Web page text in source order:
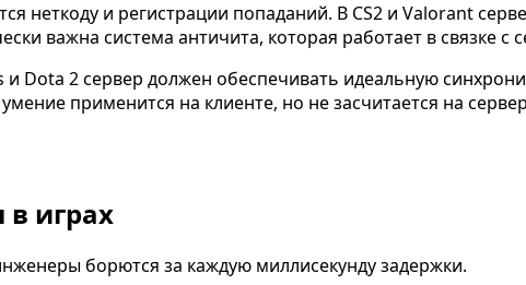
неткоду и регистрации попаданий. В CS2 и Valorant
важна система античита, которая работает в связке
Dota 2 сервер должен обеспечивать идеальную
применится на клиенте, но не засчитается на
играх
борются за каждую миллисекунду задержки.